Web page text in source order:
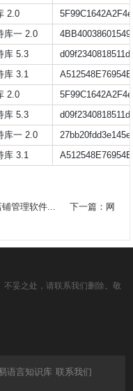
2.0
库一 2.0
库 5.3
库 3.1
2.0
库 5.3
库一 2.0
库 3.1
管理软件...
下一篇：网
妥之处，请联系我们删除。敬
语言知识库 联系我们